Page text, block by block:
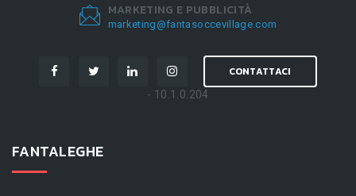
MARKETING E PUBBLICITÀ
marketing@fantasoccevillage.com
CONTATTACI
- 10.1.0.204
FANTALEGHE